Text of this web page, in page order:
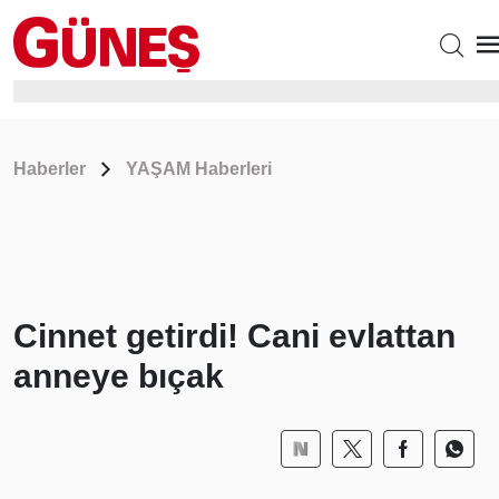
Haberler YAŞAM Haberleri
Cinnet getirdi! Cani evlattan
anneye bıçak